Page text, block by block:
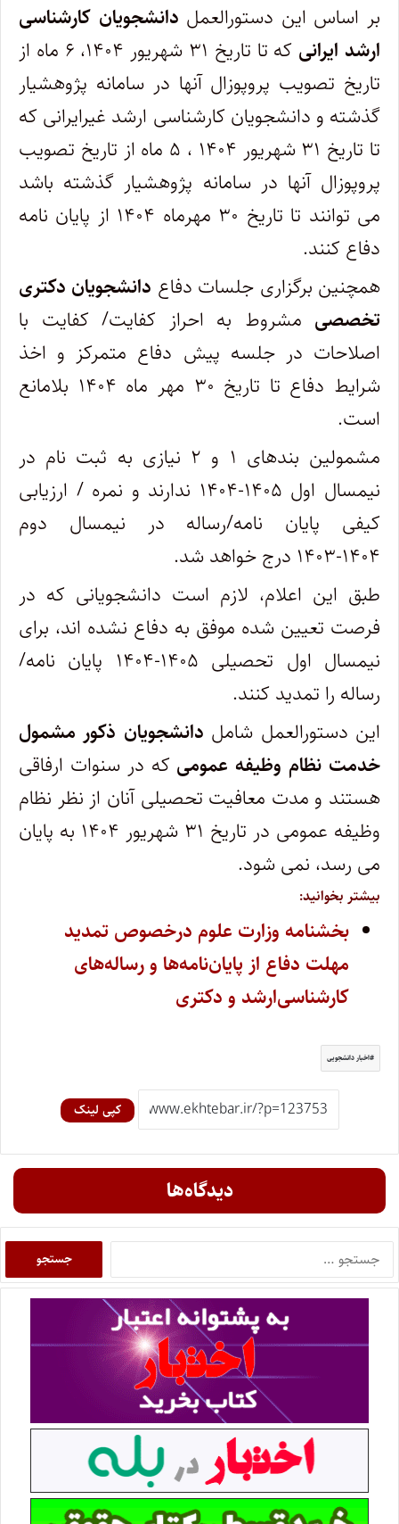
بر اساس این دستورالعمل دانشجویان کارشناسی
ارشد ایرانی
که تا تاریخ ۳۱ شهریور ۱۴۰۴، ۶ ماه از
تاریخ تصویب پروپوزال آنها در سامانه پژوهشیار
گذشته و دانشجویان کارشناسی ارشد غیرایرانی که
تا تاریخ ۳۱ شهریور ۱۴۰۴ ، ۵ ماه از تاریخ تصویب
پروپوزال آنها در سامانه پژوهشیار گذشته باشد
می توانند تا تاریخ ۳۰ مهرماه ۱۴۰۴ از پایان نامه
دفاع کنند.
همچنین برگزاری جلسات دفاع دانشجویان دکتری
تخصصی مشروط به احراز کفایت/ کفایت با
اصلاحات در جلسه پیش دفاع متمرکز و اخذ
شرایط دفاع تا تاریخ ۳۰ مهر ماه ۱۴۰۴ بلامانع
است.
مشمولین بندهای ۱ و ۲ نیازی به ثبت نام در
نیمسال اول ۱۴۰۵-۱۴۰۴ ندارند و نمره / ارزیابی
کیفی پایان نامه/رساله در نیمسال دوم
۱۴۰۴-۱۴۰۳ درج خواهد شد.
طبق این اعلام، لازم است دانشجویانی که در
فرصت تعیین شده موفق به دفاع نشده اند، برای
نیمسال اول تحصیلی ۱۴۰۵-۱۴۰۴ پایان نامه/
رساله را تمدید کنند.
این دستورالعمل شامل دانشجویان ذکور مشمول
خدمت نظام وظیفه عمومی که در سنوات ارفاقی
هستند و مدت معافیت تحصیلی آنان از نظر نظام
وظیفه عمومی در تاریخ ۳۱ شهریور ۱۴۰۴ به پایان
می رسد، نمی شود.
بیشتر بخوانید:
بخشنامه وزارت علوم درخصوص تمدید
مهلت دفاع از پایان‌نامه‌ها و رساله‌های
کارشناسی‌ارشد و دکتری
اخبار دانشجویی
کپی لینک
دیدگاه‌ها